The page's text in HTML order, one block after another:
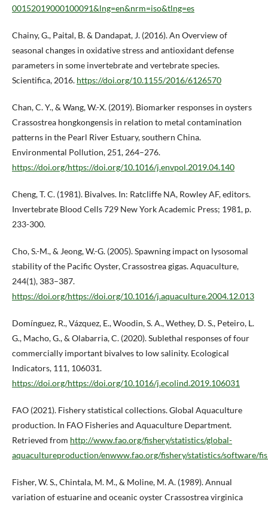
00152019000100091&lng=en&nrm=iso&tlng=es
Chainy, G., Paital, B. & Dandapat, J. (2016). An Overview of
seasonal changes in oxidative stress and antioxidant defense
parameters in some invertebrate and vertebrate species.
Scientifica, 2016. https://doi.org/10.1155/2016/6126570
Chan, C. Y., & Wang, W.-X. (2019). Biomarker responses in oysters
Crassostrea hongkongensis in relation to metal contamination
patterns in the Pearl River Estuary, southern China.
Environmental Pollution, 251, 264–276.
https://doi.org/https://doi.org/10.1016/j.envpol.2019.04.140
Cheng, T. C. (1981). Bivalves. In: Ratcliffe NA, Rowley AF, editors.
Invertebrate Blood Cells 729 New York Academic Press; 1981, p.
233-300.
Cho, S.-M., & Jeong, W.-G. (2005). Spawning impact on lysosomal
stability of the Pacific Oyster, Crassostrea gigas. Aquaculture,
244(1), 383–387.
https://doi.org/https://doi.org/10.1016/j.aquaculture.2004.12.013
Domínguez, R., Vázquez, E., Woodin, S. A., Wethey, D. S., Peteiro, L.
G., Macho, G., & Olabarria, C. (2020). Sublethal responses of four
commercially important bivalves to low salinity. Ecological
Indicators, 111, 106031.
https://doi.org/https://doi.org/10.1016/j.ecolind.2019.106031
FAO (2021). Fishery statistical collections. Global Aquaculture
production. In FAO Fisheries and Aquaculture Department.
Retrieved from http://www.fao.org/fishery/statistics/global-
aquacultureproduction/enwww.fao.org/fishery/statistics/software/
Fisher, W. S., Chintala, M. M., & Moline, M. A. (1989). Annual
variation of estuarine and oceanic oyster Crassostrea virginica